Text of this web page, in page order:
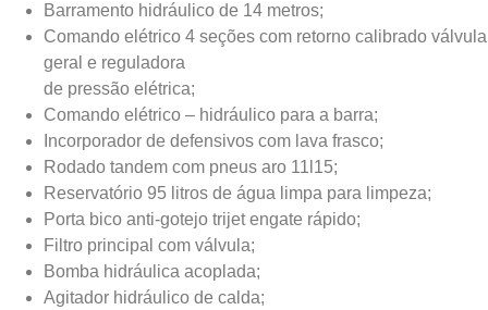
Barramento hidráulico de 14 metros;
Comando elétrico 4 seções com retorno calibrado válvula
geral e reguladora
de pressão elétrica;
Comando elétrico – hidráulico para a barra;
Incorporador de defensivos com lava frasco;
Rodado tandem com pneus aro 11l15;
Reservatório 95 litros de água limpa para limpeza;
Porta bico anti-gotejo trijet engate rápido;
Filtro principal com válvula;
Bomba hidráulica acoplada;
Agitador hidráulico de calda;